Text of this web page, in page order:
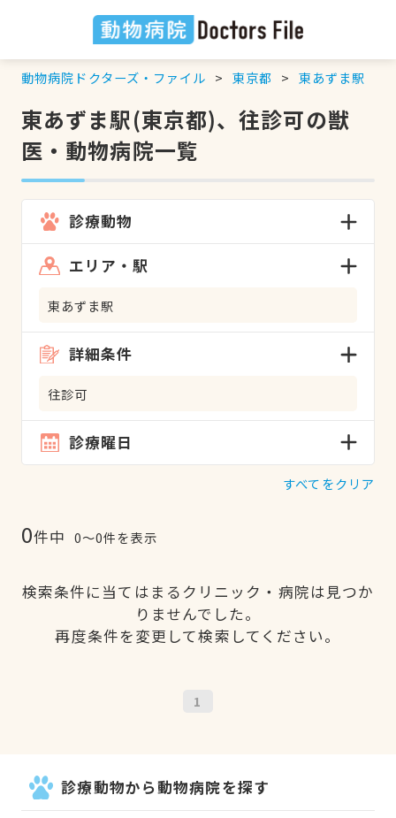
動物病院ドクターズ・ファイル 東京都 東あずま駅
東あずま駅(東京都)、往診可の獣
医・動物病院一覧
診療動物
エリア・駅
東あずま駅
詳細条件
往診可
診療曜日
すべてをクリア
0件中 0〜0件を表示
検索条件に当てはまるクリニック・病院は見つか
りませんでした。
再度条件を変更して検索してください。
1
診療動物から動物病院を探す